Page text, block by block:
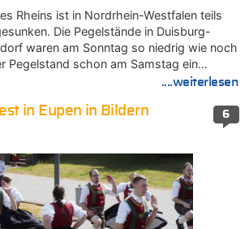
Rheins ist in Nordrhein-Westfalen teils
Die Pegelstände in Duisburg-
waren am Sonntag so niedrig wie noch
Pegelstand schon am Samstag ein…
....weiterlesen
6
in Eupen in Bildern